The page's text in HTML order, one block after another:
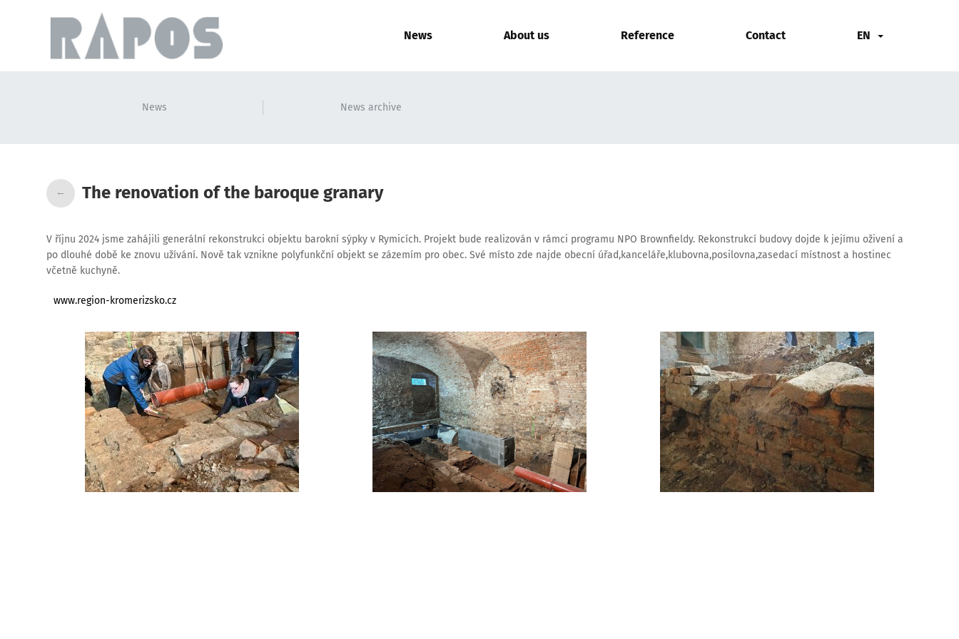
News About us Reference Contact EN
News News archive
← The renovation of the baroque granary
V říjnu 2024 jsme zahájili generální rekonstrukci objektu barokní sýpky v Rymicích. Projekt bude realizován v rámci programu NPO Brownfieldy. Rekonstrukcí budovy dojde k jejímu oživení a
po dlouhé době ke znovu užívání. Nově tak vznikne polyfunkční objekt se zázemím pro obec. Své místo zde najde obecní úřad,kanceláře,klubovna,posilovna,zasedací místnost a hostinec
včetně kuchyně.
www.region-kromerizsko.cz